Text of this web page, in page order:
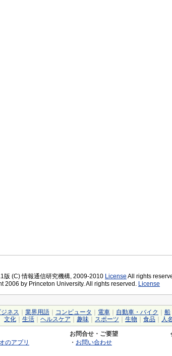
版 (C) 情報通信研究機構, 2009-2010 License All rights
2006 by Princeton University. All rights reserved. License
ジネス 業界用語 コンピュータ 電車 自動車・バイク 船
文化
生活 ヘルスケア 趣味 スポーツ 生物 食品 人名
のアプリ
お問合せ・ご要望
・ お問い合わせ